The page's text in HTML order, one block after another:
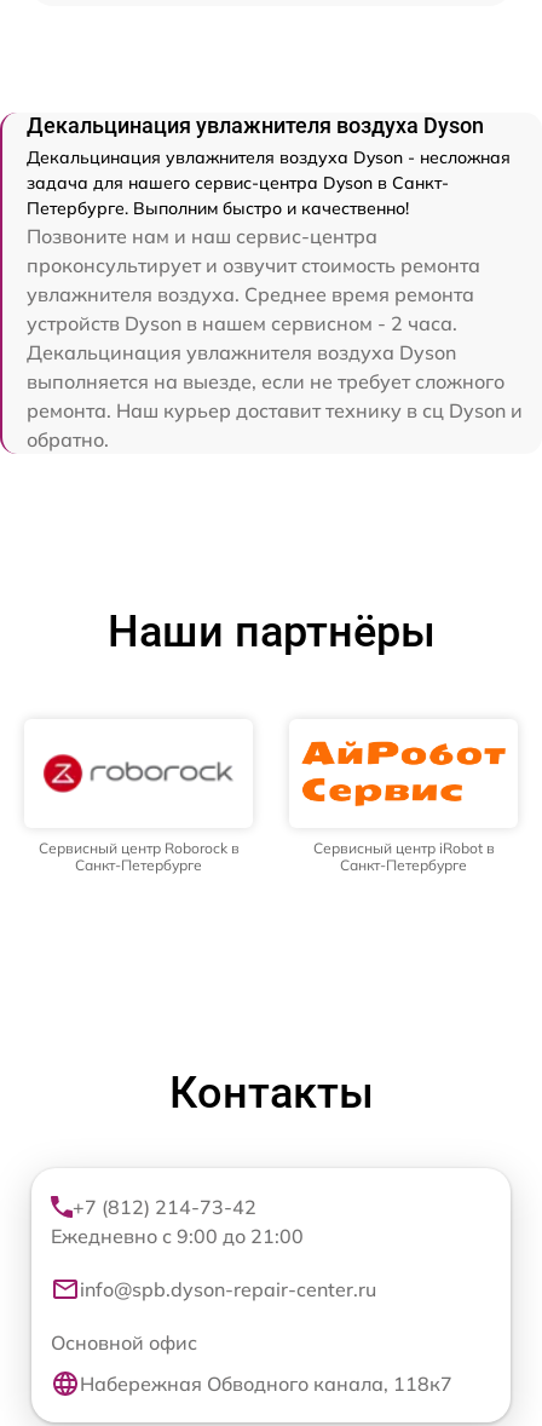
Декальцинация увлажнителя воздуха Dyson
Декальцинация увлажнителя воздуха Dyson - несложная
задача для нашего сервис-центра Dyson в Санкт-
Петербурге. Выполним быстро и качественно!
Позвоните нам и наш сервис-центра
проконсультирует и озвучит стоимость ремонта
увлажнителя воздуха. Среднее время ремонта
устройств Dyson в нашем сервисном - 2 часа.
Декальцинация увлажнителя воздуха Dyson
выполняется на выезде, если не требует сложного
ремонта. Наш курьер доставит технику в сц Dyson и
обратно.
Наши партнёры
Сервисный центр Roborock в
Санкт-Петербурге
Сервисный центр iRobot в
Санкт-Петербурге
Контакты
+7 (812) 214-73-42
Ежедневно с 9:00 до 21:00
info@spb.dyson-repair-center.ru
Основной офис
Набережная Обводного канала, 118к7